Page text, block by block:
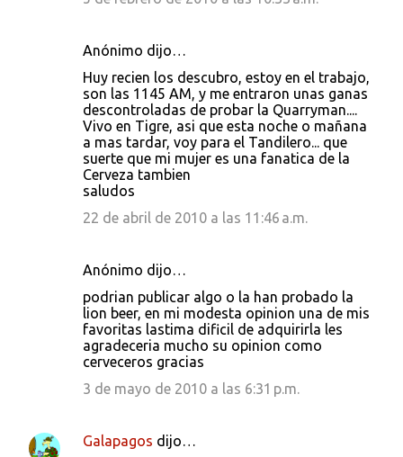
Anónimo dijo…
Huy recien los descubro, estoy en el trabajo,
son las 1145 AM, y me entraron unas ganas
descontroladas de probar la Quarryman....
Vivo en Tigre, asi que esta noche o mañana
a mas tardar, voy para el Tandilero... que
suerte que mi mujer es una fanatica de la
Cerveza tambien
saludos
22 de abril de 2010 a las 11:46 a.m.
Anónimo dijo…
podrian publicar algo o la han probado la
lion beer, en mi modesta opinion una de mis
favoritas lastima dificil de adquirirla les
agradeceria mucho su opinion como
cerveceros gracias
3 de mayo de 2010 a las 6:31 p.m.
Galapagos dijo…